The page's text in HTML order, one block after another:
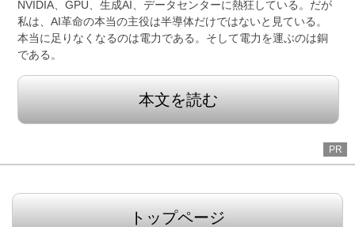
NVIDIA、GPU、生成AI、データセンターに熱狂している。だが
私は、AI革命の本当の主役は半導体だけではないと見ている。
本当に足りなくなるのは電力である。そして電力を運ぶのは銅
である。
本文を読む
PR
トップページ